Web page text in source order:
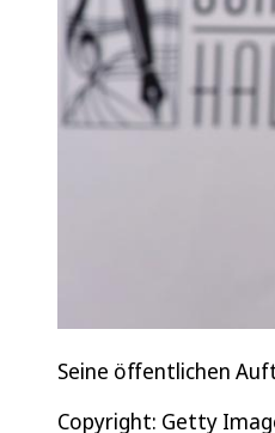
Seine öffentlichen
Copyright: Getty